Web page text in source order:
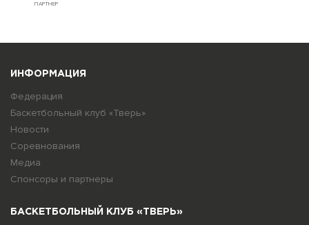
ПАРТНЕР
ИНФОРМАЦИЯ
Федерация
Баскетбольный клуб «Тверь»
Новости
Соревнования
Медиа
Спонсоры и партнеры
БАСКЕТБОЛЬНЫЙ КЛУБ «ТВЕРЬ»